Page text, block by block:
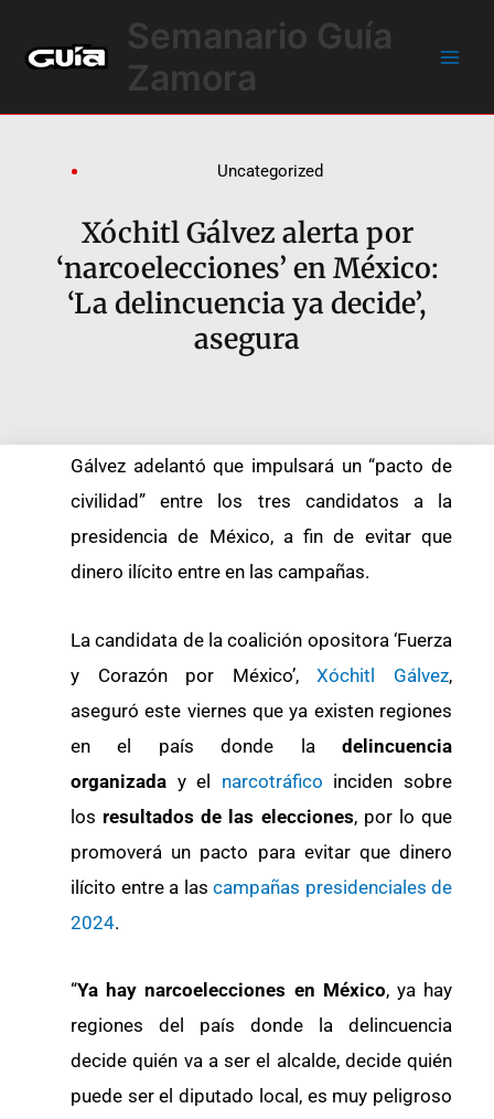
contenido
Semanario Guía
Zamora
Uncategorized
Xóchitl Gálvez alerta por
‘narcoelecciones’ en México:
‘La delincuencia ya decide’,
asegura
Gálvez adelantó que impulsará un “pacto de
civilidad” entre los tres candidatos a la
presidencia de México, a fin de evitar que
dinero ilícito entre en las campañas.
La candidata de la coalición opositora ‘Fuerza
y Corazón por México’,Xóchitl Gálvez,
aseguró este viernes que ya existen regiones
en el país donde la delincuencia
organizada y el narcotráfico inciden sobre
los resultados de las elecciones, por lo que
promoverá un pacto para evitar que dinero
ilícito entre a las campañas presidenciales de
2024.
“Ya hay narcoelecciones en México, ya hay
regiones del país donde la delincuencia
decide quién va a ser el alcalde, decide quién
puede ser el diputado local, es muy peligroso